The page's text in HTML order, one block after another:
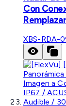
Con
XBS-RDA-